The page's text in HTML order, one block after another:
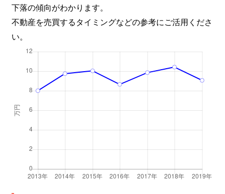
下落の傾向がわかります。
不動産を売買するタイミングなどの参考にご活用くださ
い。